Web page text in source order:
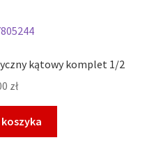
kątowy komplet 1/2
zł